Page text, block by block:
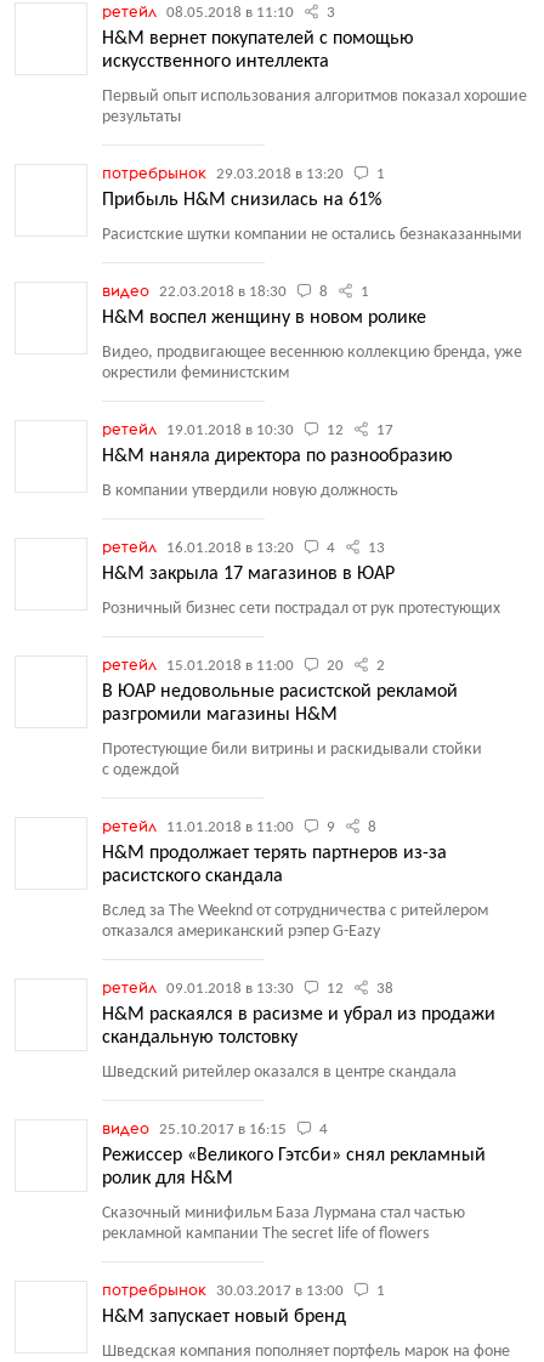
ретейл 08.05.2018 в 11:10 3
H&M вернет покупателей с помощью
искусственного интеллекта
Первый опыт использования алгоритмов показал хорошие
результаты
потребрынок 29.03.2018 в 13:20 1
Прибыль H&M снизилась на 61%
Расистские шутки компании не остались безнаказанными
видео 22.03.2018 в 18:30 8 1
H&M воспел женщину в новом ролике
Видео, продвигающее весеннюю коллекцию бренда, уже
окрестили феминистским
ретейл 19.01.2018 в 10:30 12 17
H&M наняла директора по разнообразию
В компании утвердили новую должность
ретейл 16.01.2018 в 13:20 4 13
H&M закрыла 17 магазинов в ЮАР
Розничный бизнес сети пострадал от рук протестующих
ретейл 15.01.2018 в 11:00 20 2
В ЮАР недовольные расистской рекламой
разгромили магазины H&M
Протестующие били витрины и раскидывали стойки
с одеждой
ретейл 11.01.2018 в 11:00 9 8
H&M продолжает терять партнеров из-за
расистского скандала
Вслед за The Weeknd от сотрудничества с ритейлером
отказался американский рэпер G-Eazy
ретейл 09.01.2018 в 13:30 12 38
H&M раскаялся в расизме и убрал из продажи
скандальную толстовку
Шведский ритейлер оказался в центре скандала
видео 25.10.2017 в 16:15 4
Режиссер «Великого Гэтсби» снял рекламный
ролик для H&M
Сказочный минифильм База Лурмана стал частью
рекламной кампании The secret life of flowers
потребрынок 30.03.2017 в 13:00 1
H&M запускает новый бренд
Шведская компания пополняет портфель марок на фоне